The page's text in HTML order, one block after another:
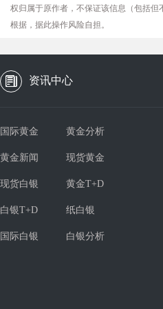
权归属于原作者，不保证该信息（包括
根据，据此操作风险自担。
资讯中心
国际黄金 黄金分析
黄金新闻 现货黄金
现货白银 黄金T+D
白银T+D 纸白银
国际白银 白银分析